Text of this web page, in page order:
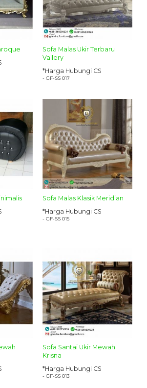
Sofa Malas Ukir Terbaru
Vallery
*Harga Hubungi CS
- GF-SS 017
Sofa Malas Klasik Meridian
*Harga Hubungi CS
- GF-SS 015
Sofa Santai Ukir Mewah
Krisna
*Harga Hubungi CS
- GF-SS 013